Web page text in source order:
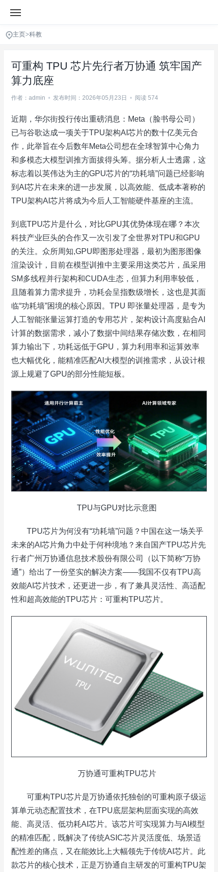
主页>科教
可重构 TPU 芯片先行者万协通 筑牢国产
算力底座
作者：admin • 发布时间：2026年05月23日 • 阅读 574
近期，华尔街投行传出重磅消息：Meta（脸书母公司）
已与谷歌达成一项关于TPU架构AI芯片的数十亿美元合
作，此举旨在今后数年Meta公司想在全球智算中心角力
和多模态大模型训推方面拔得头筹。据分析人士透露，这
标志着以英伟达为主的GPU芯片的“功耗墙”问题已经影响
到AI芯片在未来的进一步发展，以高效能、低成本著称的
TPU架构AI芯片将成为今后人工智能硬件基座的主流。
到底TPU芯片是什么，对比GPU其优势体现在哪？本次
科技产业巨头的合作又一次引发了全世界对TPU和GPU
的关注。众所周知,GPU即图形处理器，最初为图形图像
渲染设计，目前在模型训推中主要采用这类芯片，虽采用
SM多线程并行架构和CUDA生态，但算力利用率较低，
且随着算力需求提升，功耗会呈指数级增长，这也是其面
临“功耗墙”困境的核心原因。TPU 即张量处理器，是专为
人工智能张量运算打造的专用芯片，架构设计高度贴合AI
计算的数据需求，减小了数据中间结果存储次数，在相同
算力输出下，功耗远低于GPU，算力利用率和运算效率
也大幅优化，能精准匹配AI大模型的训推需求，从设计根
源上规避了GPU的部分性能短板。
TPU与GPU对比示意图
TPU芯片为何没有“功耗墙”问题？中国在这一场关乎
未来的AI芯片角力中处于何种境地？来自国产TPU芯片先
行者广州万协通信息技术股份有限公司（以下简称“万协
通”）给出了一份坚实的解决方案——我国不仅有TPU高
效能AI芯片技术，还更进一步，有了兼具灵活性、高适配
性和超高效能的TPU芯片：可重构TPU芯片。
万协通可重构TPU芯片
可重构TPU芯片是万协通依托独创的可重构原子级运
算单元动态配置技术，在TPU底层架构层面实现的高效
能、高灵活、低功耗AI芯片。该芯片可实现算力与AI模型
的精准匹配，既解决了传统ASIC芯片灵活度低、场景适
配性差的痛点，又在能效比上大幅领先于传统AI芯片。此
款芯片的核心技术，正是万协通自主研发的可重构TPU架